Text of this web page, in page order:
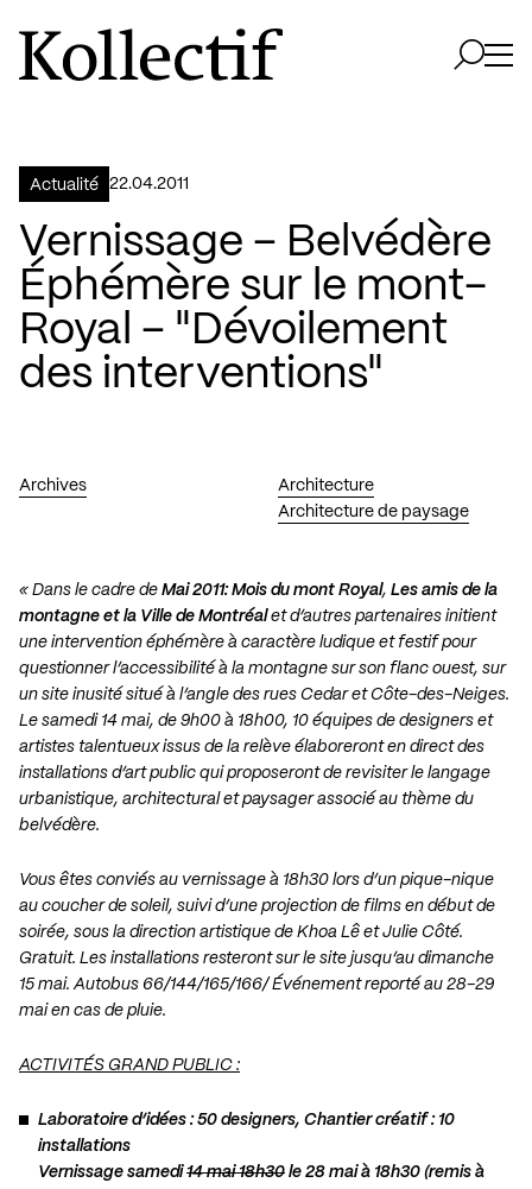
Aller à la page d'accueil
Logo Kollectif
Actualité 22.04.2011
Vernissage – Belvédère
Éphémère sur le mont-
Royal – "Dévoilement
des interventions"
Archives
Architecture
Architecture de paysage
« Dans le cadre de Mai 2011: Mois du mont Royal, Les amis de la
montagne et la Ville de Montréalet d’autres partenaires initient
une intervention éphémère à caractère ludique et festif pour
questionner l’accessibilité à la montagne sur son flanc ouest, sur
un site inusité situé à l’angle des rues Cedar et Côte-des-Neiges.
Le samedi 14 mai, de 9h00 à 18h00, 10 équipes de designers et
artistes talentueux issus de la relève élaboreront en direct des
installations d’art public qui proposeront de revisiter le langage
urbanistique, architectural et paysager associé au thème du
belvédère.
Vous êtes conviés au vernissage à 18h30 lors d’un pique-nique
au coucher de soleil, suivi d’une projection de films en début de
soirée, sous la direction artistique de Khoa Lê et Julie Côté.
Gratuit. Les installations resteront sur le site jusqu’au dimanche
15 mai. Autobus 66/144/165/166/ Événement reporté au 28-29
mai en cas de pluie.
ACTIVITÉS GRAND PUBLIC :
Laboratoire d’idées : 50 designers, Chantier créatif : 10
installations
Vernissage samedi14 mai 18h30 le 28 mai à 18h30 (remis à